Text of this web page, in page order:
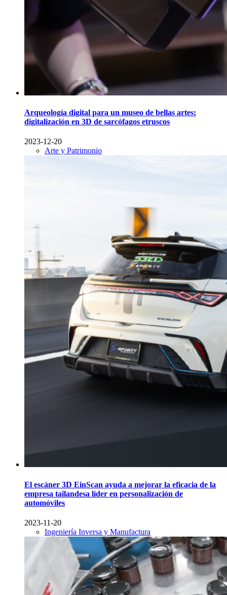
Arqueología digital para un museo de bellas artes:
digitalización en 3D de sarcófagos etruscos
2023-12-20
Arte y Patrimonio
El escáner 3D EinScan ayuda a mejorar la eficacia de la
empresa tailandesa líder en personalización de
automóviles
2023-11-20
Ingeniería Inversa y Manufactura